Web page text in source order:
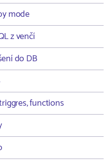
mode
z venčí
do DB
functions